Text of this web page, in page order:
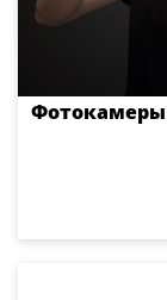
Фотокамеры